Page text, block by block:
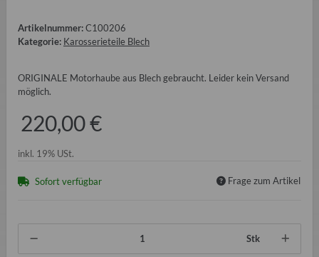
Artikelnummer:C100206
Kategorie: Karosserieteile Blech
ORIGINALE Motorhaube aus Blech gebraucht. Leider kein Versand
möglich.
220,00 €
inkl. 19% USt.
Sofort verfügbar Frage zum Artikel
Stk